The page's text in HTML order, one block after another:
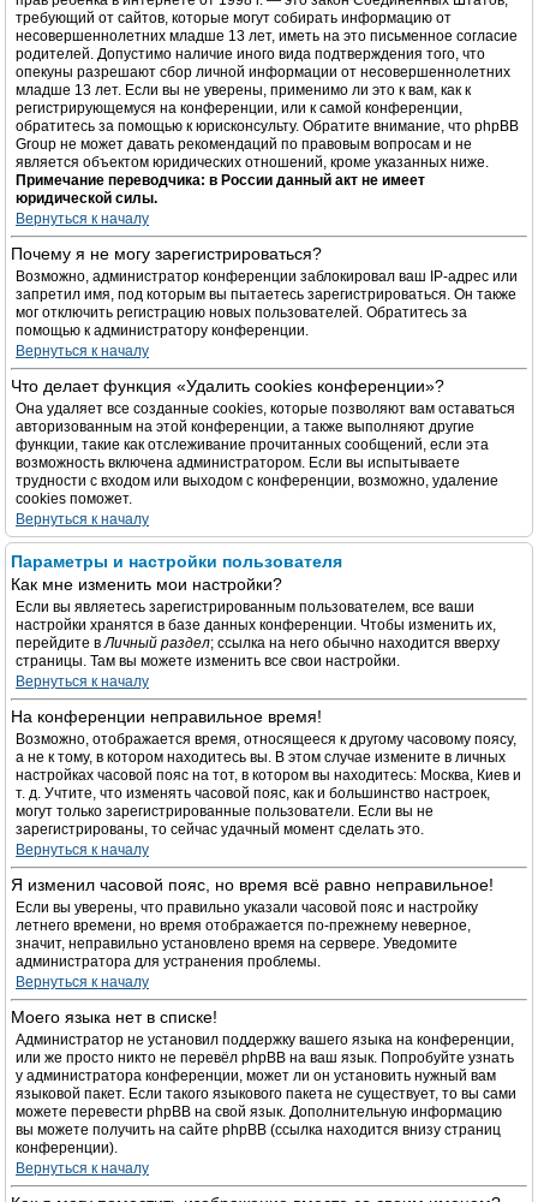
требующий от сайтов, которые могут собирать информацию от
несовершеннолетних младше 13 лет, иметь на это письменное согласие
родителей. Допустимо наличие иного вида подтверждения того, что
опекуны разрешают сбор личной информации от несовершеннолетних
младше 13 лет. Если вы не уверены, применимо ли это к вам, как к
регистрирующемуся на конференции, или к самой конференции,
обратитесь за помощью к юрисконсульту. Обратите внимание, что phpBB
Group не может давать рекомендаций по правовым вопросам и не
является объектом юридических отношений, кроме указанных ниже.
Примечание переводчика: в России данный акт не имеет
юридической силы.
Вернуться к началу
Почему я не могу зарегистрироваться?
Возможно, администратор конференции заблокировал ваш IP-адрес или
запретил имя, под которым вы пытаетесь зарегистрироваться. Он также
мог отключить регистрацию новых пользователей. Обратитесь за
помощью к администратору конференции.
Вернуться к началу
Что делает функция «Удалить cookies конференции»?
Она удаляет все созданные cookies, которые позволяют вам оставаться
авторизованным на этой конференции, а также выполняют другие
функции, такие как отслеживание прочитанных сообщений, если эта
возможность включена администратором. Если вы испытываете
трудности с входом или выходом с конференции, возможно, удаление
cookies поможет.
Вернуться к началу
Параметры и настройки пользователя
Как мне изменить мои настройки?
Если вы являетесь зарегистрированным пользователем, все ваши
настройки хранятся в базе данных конференции. Чтобы изменить их,
перейдите вЛичный раздел; ссылка на него обычно находится вверху
страницы. Там вы можете изменить все свои настройки.
Вернуться к началу
На конференции неправильное время!
Возможно, отображается время, относящееся к другому часовому поясу,
а не к тому, в котором находитесь вы. В этом случае измените в личных
настройках часовой пояс на тот, в котором вы находитесь: Москва, Киев и
т. д. Учтите, что изменять часовой пояс, как и большинство настроек,
могут только зарегистрированные пользователи. Если вы не
зарегистрированы, то сейчас удачный момент сделать это.
Вернуться к началу
Я изменил часовой пояс, но время всё равно неправильное!
Если вы уверены, что правильно указали часовой пояс и настройку
летнего времени, но время отображается по-прежнему неверное,
значит, неправильно установлено время на сервере. Уведомите
администратора для устранения проблемы.
Вернуться к началу
Моего языка нет в списке!
Администратор не установил поддержку вашего языка на конференции,
или же просто никто не перевёл phpBB на ваш язык. Попробуйте узнать
у администратора конференции, может ли он установить нужный вам
языковой пакет. Если такого языкового пакета не существует, то вы сами
можете перевести phpBB на свой язык. Дополнительную информацию
вы можете получить на сайте phpBB (ссылка находится внизу страниц
конференции).
Вернуться к началу